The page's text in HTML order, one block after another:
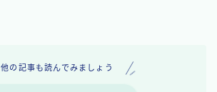
他の記事も読んでみましょう